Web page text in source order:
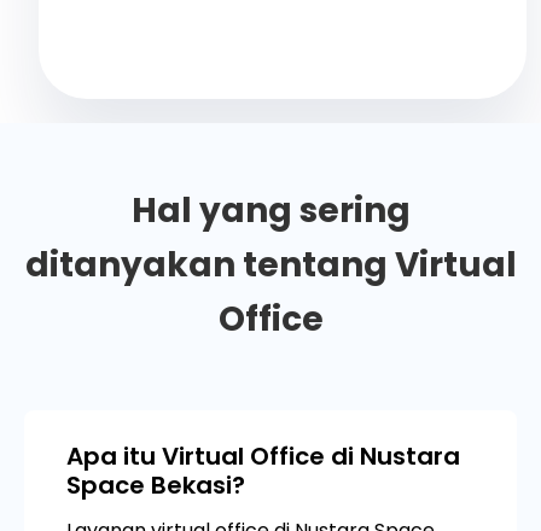
Hal yang sering
ditanyakan tentang Virtual
Office
Apa itu Virtual Office di Nustara
Space Bekasi?